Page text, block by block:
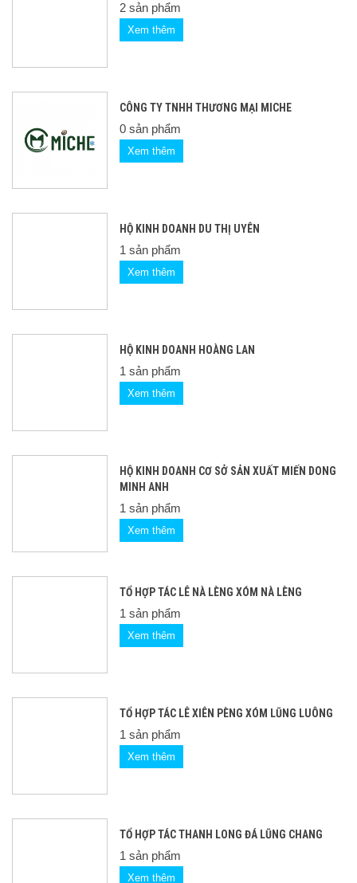
2 sản phẩm
Xem thêm
CÔNG TY TNHH THƯƠNG MẠI MICHE
0 sản phẩm
Xem thêm
HỘ KINH DOANH DU THỊ UYÊN
1 sản phẩm
Xem thêm
HỘ KINH DOANH HOÀNG LAN
1 sản phẩm
Xem thêm
HỘ KINH DOANH CƠ SỞ SẢN XUẤT MIẾN DONG
MINH ANH
1 sản phẩm
Xem thêm
TỔ HỢP TÁC LÊ NÀ LÈNG XÓM NÀ LÈNG
1 sản phẩm
Xem thêm
TỔ HỢP TÁC LÊ XIÊN PÈNG XÓM LŨNG LUÔNG
1 sản phẩm
Xem thêm
TỔ HỢP TÁC THANH LONG ĐÁ LŨNG CHANG
1 sản phẩm
Xem thêm